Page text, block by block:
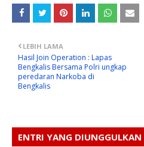
LEBIH LAMA
Hasil Join Operation : Lapas
Bengkalis Bersama Polri ungkap
peredaran Narkoba di
Bengkalis
ENTRI YANG DIUNGGULKAN